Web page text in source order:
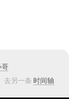
去另一条 时间轴